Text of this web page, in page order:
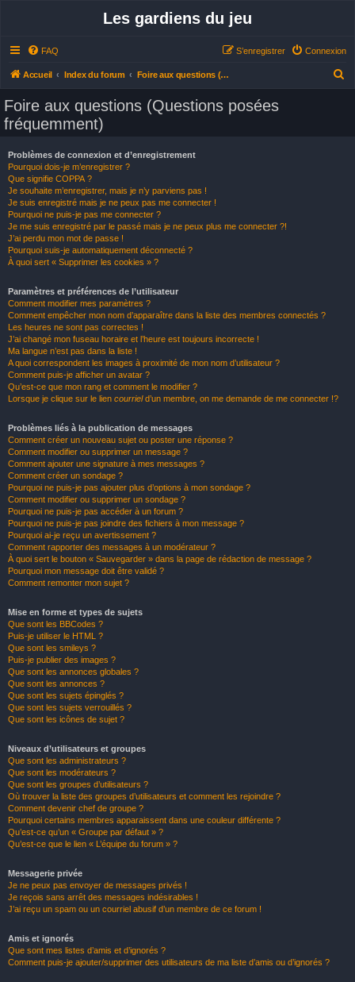
Les gardiens du jeu
FAQ Connexion
S’enregistrer
Accueil Index du forum Foire aux questions (Questions posées fréquemment)
Foire aux questions (Questions posées
fréquemment)
Problèmes de connexion et d’enregistrement
Pourquoi dois-je m’enregistrer ?
Que signifie COPPA ?
Je souhaite m’enregistrer, mais je n’y parviens pas !
Je suis enregistré mais je ne peux pas me connecter !
Pourquoi ne puis-je pas me connecter ?
Je me suis enregistré par le passé mais je ne peux plus me connecter ?!
J’ai perdu mon mot de passe !
Pourquoi suis-je automatiquement déconnecté ?
À quoi sert « Supprimer les cookies » ?
Paramètres et préférences de l’utilisateur
Comment modifier mes paramètres ?
Comment empêcher mon nom d’apparaître dans la liste des membres connectés ?
Les heures ne sont pas correctes !
J’ai changé mon fuseau horaire et l’heure est toujours incorrecte !
Ma langue n’est pas dans la liste !
A quoi correspondent les images à proximité de mon nom d’utilisateur ?
Comment puis-je afficher un avatar ?
Qu’est-ce que mon rang et comment le modifier ?
Lorsque je clique sur le lien courrield’un membre, on me demande de me connecter !?
Problèmes liés à la publication de messages
Comment créer un nouveau sujet ou poster une réponse ?
Comment modifier ou supprimer un message ?
Comment ajouter une signature à mes messages ?
Comment créer un sondage ?
Pourquoi ne puis-je pas ajouter plus d’options à mon sondage ?
Comment modifier ou supprimer un sondage ?
Pourquoi ne puis-je pas accéder à un forum ?
Pourquoi ne puis-je pas joindre des fichiers à mon message ?
Pourquoi ai-je reçu un avertissement ?
Comment rapporter des messages à un modérateur ?
À quoi sert le bouton « Sauvegarder » dans la page de rédaction de message ?
Pourquoi mon message doit être validé ?
Comment remonter mon sujet ?
Mise en forme et types de sujets
Que sont les BBCodes ?
Puis-je utiliser le HTML ?
Que sont les smileys ?
Puis-je publier des images ?
Que sont les annonces globales ?
Que sont les annonces ?
Que sont les sujets épinglés ?
Que sont les sujets verrouillés ?
Que sont les icônes de sujet ?
Niveaux d’utilisateurs et groupes
Que sont les administrateurs ?
Que sont les modérateurs ?
Que sont les groupes d’utilisateurs ?
Où trouver la liste des groupes d’utilisateurs et comment les rejoindre ?
Comment devenir chef de groupe ?
Pourquoi certains membres apparaissent dans une couleur différente ?
Qu’est-ce qu’un « Groupe par défaut » ?
Qu’est-ce que le lien « L’équipe du forum » ?
Messagerie privée
Je ne peux pas envoyer de messages privés !
Je reçois sans arrêt des messages indésirables !
J’ai reçu un spam ou un courriel abusif d’un membre de ce forum !
Amis et ignorés
Que sont mes listes d’amis et d’ignorés ?
Comment puis-je ajouter/supprimer des utilisateurs de ma liste d’amis ou d’ignorés ?